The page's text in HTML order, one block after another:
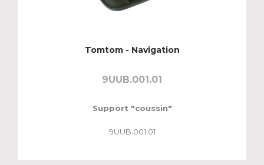
Tomtom - Navigation
9UUB.001.01
Support "coussin"
9UUB.001.01